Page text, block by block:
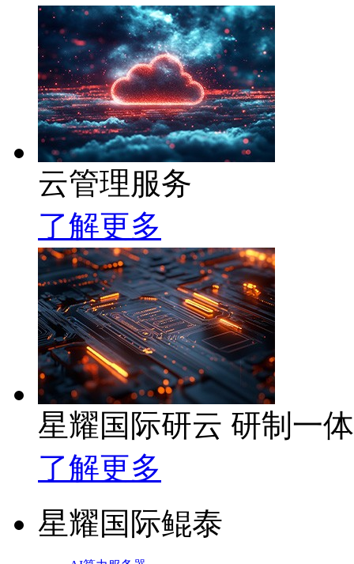
云管理服务
了解更多
星耀国际研云 研制一
了解更多
星耀国际鲲泰